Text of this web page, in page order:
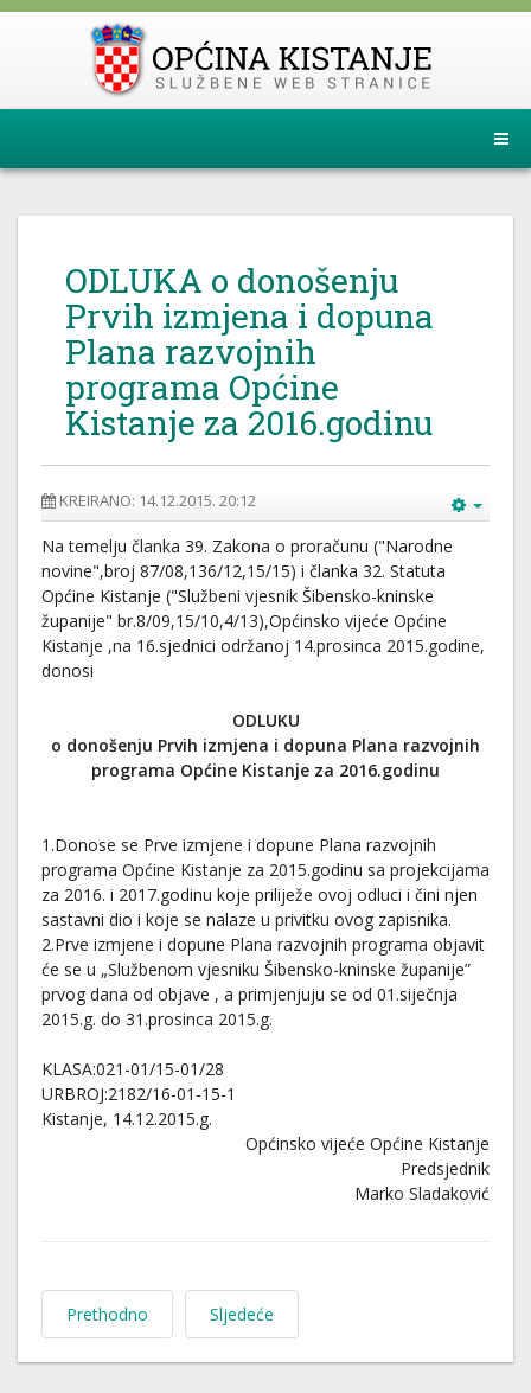
ODLUKA o donošenju
Prvih izmjena i dopuna
Plana razvojnih
programa Općine
Kistanje za 2016.godinu
KREIRANO: 14.12.2015. 20:12
Na temelju članka 39. Zakona o proračunu ("Narodne
novine",broj 87/08,136/12,15/15) i članka 32. Statuta
Općine Kistanje ("Službeni vjesnik Šibensko-kninske
županije" br.8/09,15/10,4/13),Općinsko vijeće Općine
Kistanje ,na 16.sjednici održanoj 14.prosinca 2015.godine,
donosi
ODLUKU
o donošenju Prvih izmjena i dopuna Plana razvojnih
programa Općine Kistanje za 2016.godinu
1.Donose se Prve izmjene i dopune Plana razvojnih
programa Općine Kistanje za 2015.godinu sa projekcijama
za 2016. i 2017.godinu koje priliježe ovoj odluci i čini njen
sastavni dio i koje se nalaze u privitku ovog zapisnika.
2.Prve izmjene i dopune Plana razvojnih programa objavit
će se u „Službenom vjesniku Šibensko-kninske županije”
prvog dana od objave , a primjenjuju se od 01.siječnja
2015.g. do 31.prosinca 2015.g.
KLASA:021-01/15-01/28
URBROJ:2182/16-01-15-1
Kistanje, 14.12.2015.g.
Općinsko vijeće Općine Kistanje
Predsjednik
Marko Sladaković
Prethodno Sljedeće